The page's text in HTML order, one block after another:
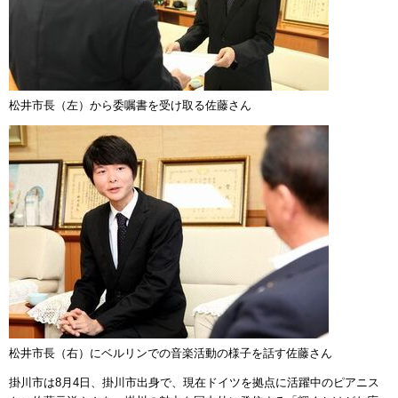
松井市長（左）から委嘱書を受け取る佐藤さん
松井市長（右）にベルリンでの音楽活動の様子を話す佐藤さん
掛川市は8月4日、掛川市出身で、現在ドイツを拠点に活躍中のピアニス